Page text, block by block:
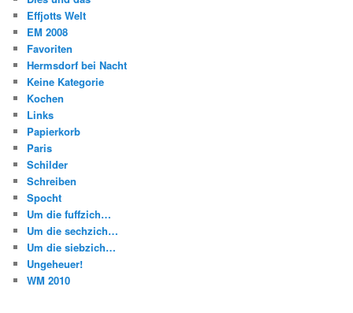
Effjotts Welt
EM 2008
Favoriten
Hermsdorf bei Nacht
Keine Kategorie
Kochen
Links
Papierkorb
Paris
Schilder
Schreiben
Spocht
Um die fuffzich…
Um die sechzich…
Um die siebzich…
Ungeheuer!
WM 2010